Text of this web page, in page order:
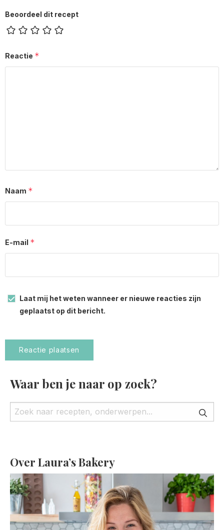
Beoordeel dit recept
Reactie *
Naam *
E-mail *
Laat mij het weten wanneer er nieuwe reacties zijn
geplaatst op dit bericht.
Waar ben je naar op zoek?
Over Laura’s Bakery